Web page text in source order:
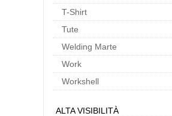
T-Shirt
Tute
Welding Marte
Work
Workshell
ALTA VISIBILITÀ